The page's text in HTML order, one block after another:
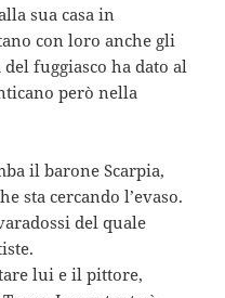
sua casa in
con loro anche gli
fuggiasco ha dato al
però nella
il barone Scarpia,
sta cercando l’evaso.
del quale
lui e il pittore,